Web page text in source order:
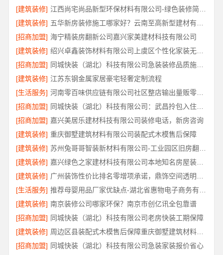
[建筑装修]
[建筑装修]
[招商加盟] 海宁精装房翻新公司嘉兴家美建材科技有限公司
[建筑装修]
绍兴卓鑫装饰材料有限公司上虞区个性化家装无隐形增项
[招商加盟]
同城快装（湖北）科技有限公司急装装修品质施工，本地口碑之选
[建筑装修] 江苏东钢金属家居豪宅轻奢定制流程
[生活服务]
河南零百味供应链有限公司社区整店输出量贩零食适配全场景
[招商加盟]
同城快装（湖北）科技有限公司：武昌拎包入住改造智能家装
[招商加盟] 嘉兴美居乐建材科技有限公司装修电话，新房咨询
[建筑装修] 重庆御墅建筑材料有限公司装配式木模售后保障
[建筑装修]
[建筑装修]
嘉兴绿色之家建材科技有限公司本地知名房屋装修服务环保
[建筑装修]
[生活服务]
[建筑装修] 南京装修公司哪家环保？南京市创亿讯全包靠谱
[招商加盟] 同城快装（湖北）科技有限公司老房快装工期保障
[建筑装修]
周边区县装配式木模售后保障重庆御墅建筑材料有限公司
[招商加盟] 同城快装（湖北）科技有限公司急装家装报价省心